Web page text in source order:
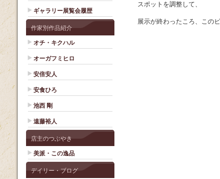
ギャラリー展覧会履歴
作家別作品紹介
オチ・キクハル
オーガフミヒロ
安倍安人
安食ひろ
池西 剛
遠藤裕人
店主のつぶやき
美派・この逸品
デイリー・ブログ
スポットを調整して、
展示が終わったころ、この